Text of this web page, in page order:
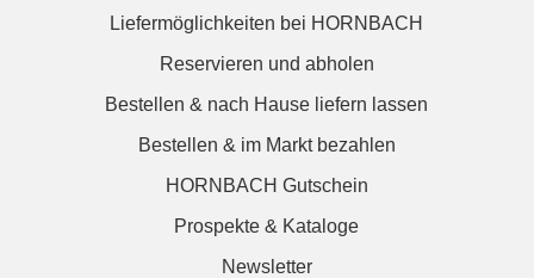
Liefermöglichkeiten bei HORNBACH
Reservieren und abholen
Bestellen & nach Hause liefern lassen
Bestellen & im Markt bezahlen
HORNBACH Gutschein
Prospekte & Kataloge
Newsletter